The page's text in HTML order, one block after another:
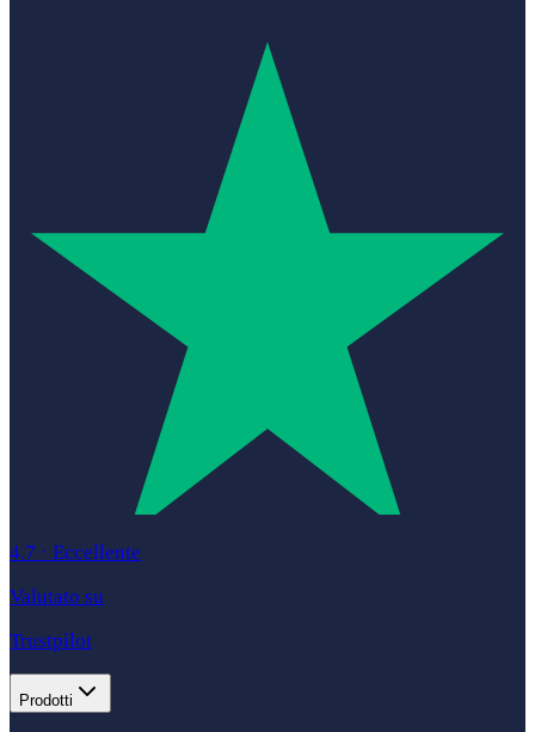
4.7 · Eccellente
Valutato su
Trustpilot
Prodotti